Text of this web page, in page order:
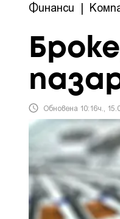
Финанси |
Обновена 10:16ч.,